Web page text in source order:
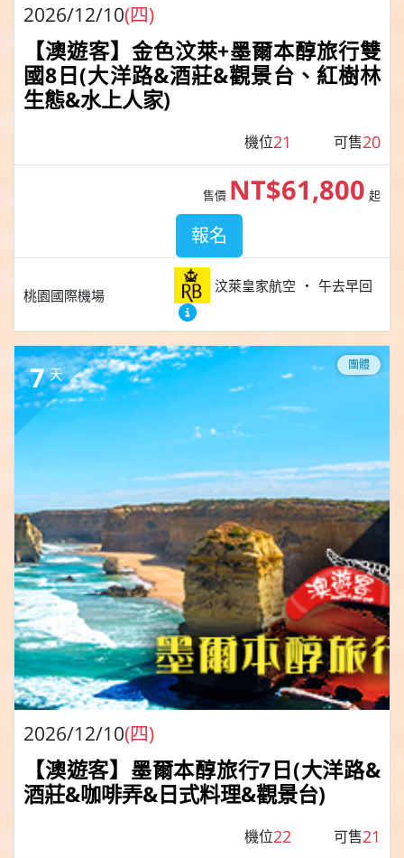
2026/12/10(四)
【澳遊客】金色汶萊+墨爾本醇旅行雙
國8日(大洋路&酒莊&觀景台、紅樹林
生態&水上人家)
機位21 可售20
桃園國際機場
汶萊皇家航空 午去早回
售價 NT$61,800 起
報名
7 天
團體
2026/12/10(四)
【澳遊客】墨爾本醇旅行7日(大洋路&
酒莊&咖啡弄&日式料理&觀景台)
機位22 可售21